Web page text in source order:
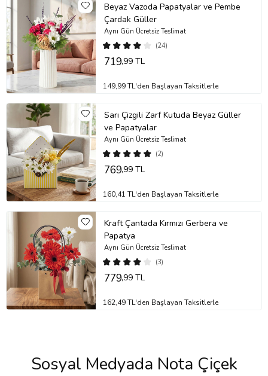
Beyaz Vazoda Papatyalar ve Pembe
Çardak Güller
(24)
Aynı Gün Ücretsiz Teslimat
719,99 TL
149,99 TL'den Başlayan Taksitlerle
Sarı Çizgili Zarf Kutuda Beyaz Güller
ve Papatyalar
(2)
Aynı Gün Ücretsiz Teslimat
769,99 TL
160,41 TL'den Başlayan Taksitlerle
Kraft Çantada Kırmızı Gerbera ve
Papatya
(3)
Aynı Gün Ücretsiz Teslimat
779,99 TL
162,49 TL'den Başlayan Taksitlerle
Sosyal Medyada Nota Çiçek